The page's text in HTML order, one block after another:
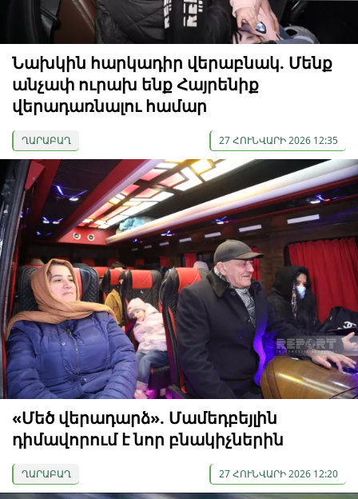
Նախկին հարկադիր վերաբնակ. Մենք
անչափ ուրախ ենք Հայրենիք
վերադառնալու համար
ՂԱՐԱԲԱՂ 27 ՀՈՒՆՎԱՐԻ 2026 12:35
«Մեծ վերադարձ». Մամեդբեյլին
դիմավորում է նոր բնակիչներին
ՂԱՐԱԲԱՂ 27 ՀՈՒՆՎԱՐԻ 2026 12:20